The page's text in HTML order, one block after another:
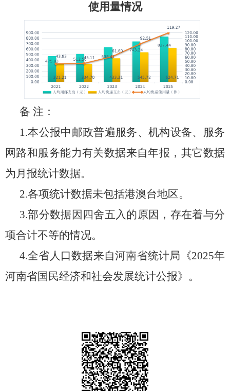
使用量情况
备 注：
1 .本公报中邮政普遍服务、机构设备、服务
网路和服务能力有关数据来自年报，其它数据
为月报统计数据。
2.各项统计数据未包括港澳台地区。
3.部分数据因四舍五入的原因，存在着与分
项合计不等的情况。
4.全省 人口数据来自河南省统计局《2025年
河南省国民经济和社会发展统计公报》。